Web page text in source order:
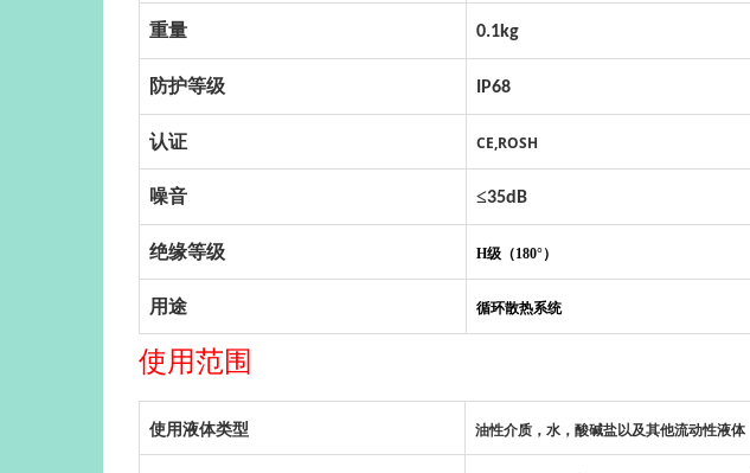
重量 0.1kg
防护等级 IP68
认证 CE,ROSH
噪音 ≤35dB
绝缘等级 H级（180°）
用途 循环散热系统
使用范围
使用液体类型 油性介质，水，酸碱盐以及其他流动性液体